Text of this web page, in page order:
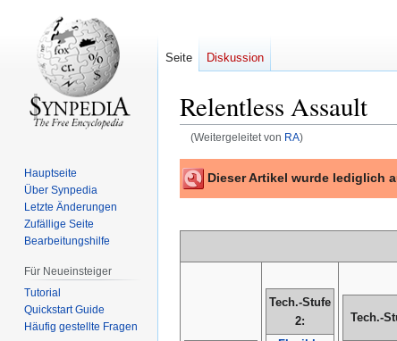
Relentless Assault
(Weitergeleitet von RA)
Zur
Navigation
Zur
Suche
Dieser Artikel wurde lediglich
Tech.-Stufe
2:
Tech.-
Seite Diskussion
Hauptseite
Über Synpedia
Letzte Änderungen
Zufällige Seite
Bearbeitungshilfe
Für Neueinsteiger
Tutorial
Quickstart Guide
Häufig gestellte Fragen